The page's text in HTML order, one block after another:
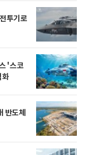
투기로
'스코
화
반도체